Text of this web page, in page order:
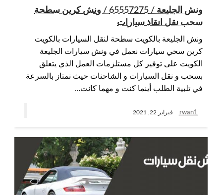
ونش الجليعة / 65557275 / ونش كرين سطحة
سحب نقل انقاذ سيارات
ونش الجليعة بالكويت سطحة لنقل السيارات بالكويت
كرين سحي سيارات نعمل في ونش سيارات الجليعة
الكويت على توفير كل مستلزمات العمل الذي يتعلق
بسحب و نقل السيارات و الشاحنات حيث نمتاز بالسرعة
في تلبية الطلب أينما كنت و مهما كانت…
rwan1 فبراير 22, 2021